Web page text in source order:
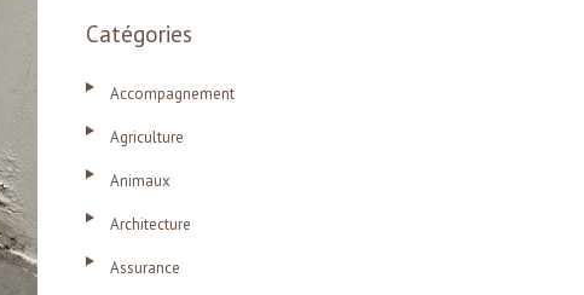
Catégories
Accompagnement
Agriculture
Animaux
Architecture
Assurance